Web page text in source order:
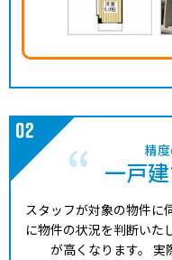
精
一戸
スタッフが対象の物件に
に物件の状況を判断いた
が高くなります。 実